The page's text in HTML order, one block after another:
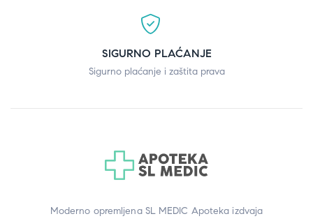
SIGURNO PLAĆANJE
Sigurno plaćanje i zaštita prava
Moderno opremljena SL MEDIC Apoteka izdvaja